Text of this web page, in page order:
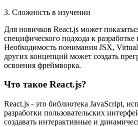
3. Сложность в изучении
Для новичков React.js может
специфического подхода к
Необходимость понимания JSX,
других концепций может создать
освоения фреймворка.
Что такое React.js?
React.js - это библиотека JavaScript,
разработки пользовательских
создавать интерактивные и